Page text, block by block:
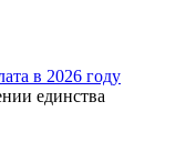
в 2026 году